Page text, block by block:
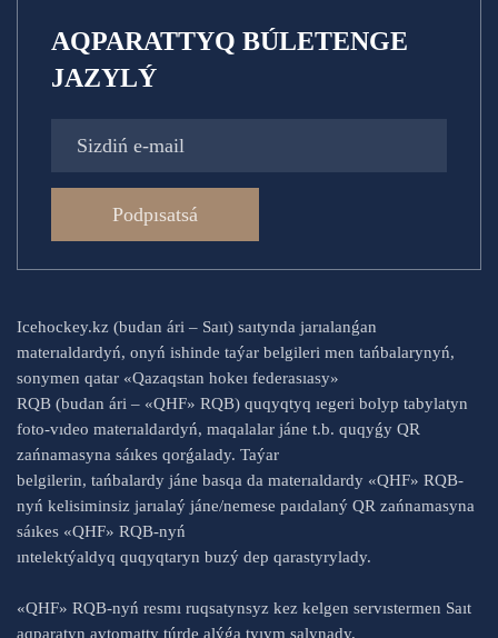
AQPARATTYQ BÚLETENGE
JAZYLÝ
Podpısatsá
Icehockey.kz (budan ári – Saıt) saıtynda jarıalanǵan
materıaldardyń, onyń ishinde taýar belgileri men tańbalarynyń,
sonymen qatar «Qazaqstan hokeı federasıasy»
RQB (budan ári – «QHF» RQB) quqyqtyq ıegeri bolyp tabylatyn
foto-vıdeo materıaldardyń, maqalalar jáne t.b. quqyǵy QR
zańnamasyna sáıkes qorǵalady. Taýar
belgilerin, tańbalardy jáne basqa da materıaldardy «QHF» RQB-
nyń kelisiminsiz jarıalaý jáne/nemese paıdalaný QR zańnamasyna
sáıkes «QHF» RQB-nyń
ıntelektýaldyq quqyqtaryn buzý dep qarastyrylady.
«QHF» RQB-nyń resmı ruqsatynsyz kez kelgen servıstermen Saıt
aqparatyn avtomatty túrde alýǵa tyıym salynady.